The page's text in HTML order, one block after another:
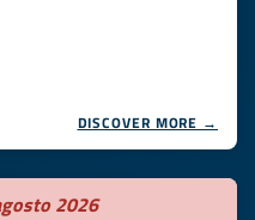
DISCOVER MORE →
2026